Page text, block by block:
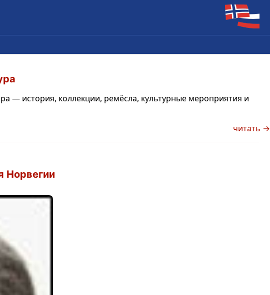
— история, коллекции, ремёсла, культурные мероприятия и
читать →
Норвегии